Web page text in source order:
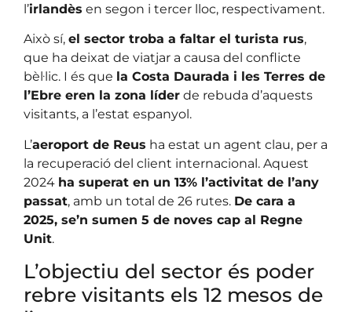
l’irlandès en segon i tercer lloc, respectivament.
Això sí, el sector troba a faltar el turista rus,
que ha deixat de viatjar a causa del conflicte
bèl·lic. I és que la Costa Daurada i les Terres de
l’Ebre eren la zona líder de rebuda d’aquests
visitants, a l’estat espanyol.
L’aeroport de Reus ha estat un agent clau, per a
la recuperació del client internacional. Aquest
2024 ha superat en un 13% l’activitat de l’any
passat, amb un total de 26 rutes. De cara a
2025, se’n sumen 5 de noves cap al Regne
Unit.
L’objectiu del sector és poder
rebre visitants els 12 mesos de